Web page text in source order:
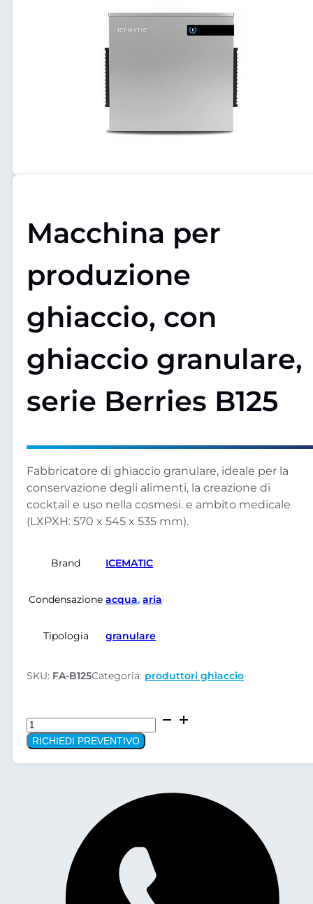
Macchina per
produzione
ghiaccio, con
ghiaccio granulare,
serie Berries B125
Fabbricatore di ghiaccio granulare, ideale per la
conservazione degli alimenti, la creazione di
cocktail e uso nella cosmesi. e ambito medicale
(LXPXH: 570 x 545 x 535 mm).
Brand ICEMATIC
Condensazione acqua, aria
Tipologia granulare
SKU: FA-B125Categoria: produttori ghiaccio
Macchina
per
produzione
RICHIEDI PREVENTIVO